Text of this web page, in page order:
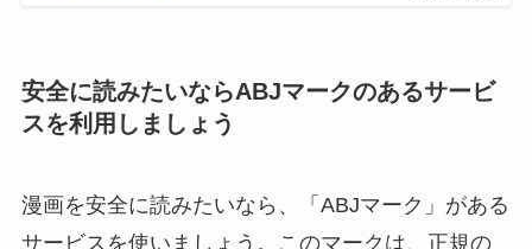
安全に読みたいならABJマークのあるサービ
スを利用しましょう
漫画を安全に読みたいなら、「ABJマーク」がある
サービスを使いましょう。このマークは、正規の